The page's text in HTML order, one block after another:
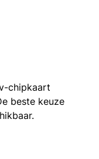
chipkaart
beste keuze